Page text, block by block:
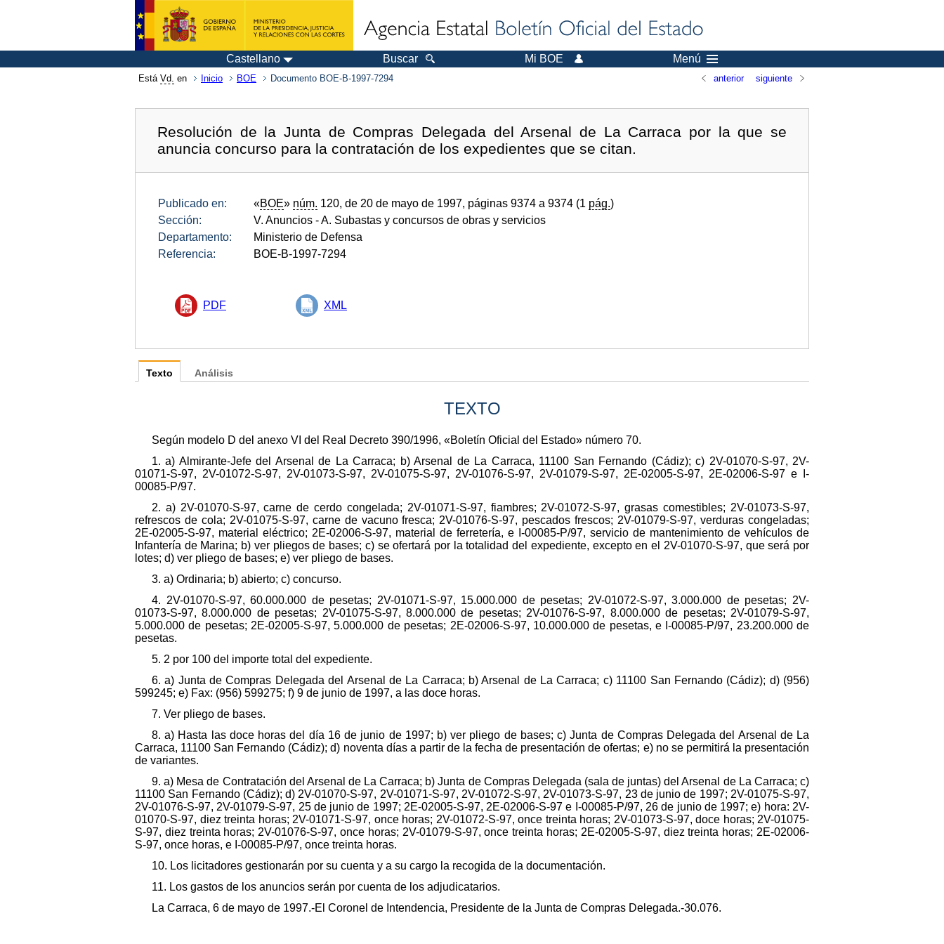
Castellano Buscar Mi BOE Menú
Está Vd. en Inicio BOE Documento BOE-B-1997-7294 anterior siguiente
Resolución de la Junta de Compras Delegada del Arsenal de La Carraca por la que se
anuncia concurso para la contratación de los expedientes que se citan.
Publicado en: «BOE» núm. 120, de 20 de mayo de 1997, páginas 9374 a 9374 (1 pág.)
Sección:
V. Anuncios - A. Subastas y concursos de obras y servicios
Departamento:
Ministerio de Defensa
Referencia:
BOE-B-1997-7294
PDF XML
Texto
TEXTO
Según modelo D del anexo VI del Real Decreto 390/1996, «Boletín Oficial del Estado» número 70.
1. a) Almirante-Jefe del Arsenal de La Carraca; b) Arsenal de La Carraca, 11100 San Fernando (Cádiz); c) 2V-01070-S-97, 2V-
01071-S-97, 2V-01072-S-97, 2V-01073-S-97, 2V-01075-S-97, 2V-01076-S-97, 2V-01079-S-97, 2E-02005-S-97, 2E-02006-S-97 e I-
00085-P/97.
2. a) 2V-01070-S-97, carne de cerdo congelada; 2V-01071-S-97, fiambres; 2V-01072-S-97, grasas comestibles; 2V-01073-S-97,
refrescos de cola; 2V-01075-S-97, carne de vacuno fresca; 2V-01076-S-97, pescados frescos; 2V-01079-S-97, verduras congeladas;
2E-02005-S-97, material eléctrico; 2E-02006-S-97, material de ferretería, e I-00085-P/97, servicio de mantenimiento de vehículos de
Infantería de Marina; b) ver pliegos de bases; c) se ofertará por la totalidad del expediente, excepto en el 2V-01070-S-97, que será por
lotes; d) ver pliego de bases; e) ver pliego de bases.
3. a) Ordinaria; b) abierto; c) concurso.
4. 2V-01070-S-97, 60.000.000 de pesetas; 2V-01071-S-97, 15.000.000 de pesetas; 2V-01072-S-97, 3.000.000 de pesetas; 2V-
01073-S-97, 8.000.000 de pesetas; 2V-01075-S-97, 8.000.000 de pesetas; 2V-01076-S-97, 8.000.000 de pesetas; 2V-01079-S-97,
5.000.000 de pesetas; 2E-02005-S-97, 5.000.000 de pesetas; 2E-02006-S-97, 10.000.000 de pesetas, e I-00085-P/97, 23.200.000 de
pesetas.
5. 2 por 100 del importe total del expediente.
6. a) Junta de Compras Delegada del Arsenal de La Carraca; b) Arsenal de La Carraca; c) 11100 San Fernando (Cádiz); d) (956)
599245; e) Fax: (956) 599275; f) 9 de junio de 1997, a las doce horas.
7. Ver pliego de bases.
8. a) Hasta las doce horas del día 16 de junio de 1997; b) ver pliego de bases; c) Junta de Compras Delegada del Arsenal de La
Carraca, 11100 San Fernando (Cádiz); d) noventa días a partir de la fecha de presentación de ofertas; e) no se permitirá la presentación
de variantes.
9. a) Mesa de Contratación del Arsenal de La Carraca; b) Junta de Compras Delegada (sala de juntas) del Arsenal de La Carraca; c)
11100 San Fernando (Cádiz); d) 2V-01070-S-97, 2V-01071-S-97, 2V-01072-S-97, 2V-01073-S-97, 23 de junio de 1997; 2V-01075-S-97,
2V-01076-S-97, 2V-01079-S-97, 25 de junio de 1997; 2E-02005-S-97, 2E-02006-S-97 e I-00085-P/97, 26 de junio de 1997; e) hora: 2V-
01070-S-97, diez treinta horas; 2V-01071-S-97, once horas; 2V-01072-S-97, once treinta horas; 2V-01073-S-97, doce horas; 2V-01075-
S-97, diez treinta horas; 2V-01076-S-97, once horas; 2V-01079-S-97, once treinta horas; 2E-02005-S-97, diez treinta horas; 2E-02006-
S-97, once horas, e I-00085-P/97, once treinta horas.
10. Los licitadores gestionarán por su cuenta y a su cargo la recogida de la documentación.
11. Los gastos de los anuncios serán por cuenta de los adjudicatarios.
La Carraca, 6 de mayo de 1997.-El Coronel de Intendencia, Presidente de la Junta de Compras Delegada.-30.076.
Análisis